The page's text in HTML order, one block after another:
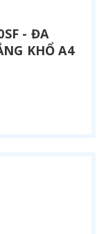
- ĐA
KHỔ A4